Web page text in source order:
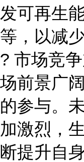
发可再生
等，以减
? 市场竞
场前景广
的参与。
加激烈，
断提升自